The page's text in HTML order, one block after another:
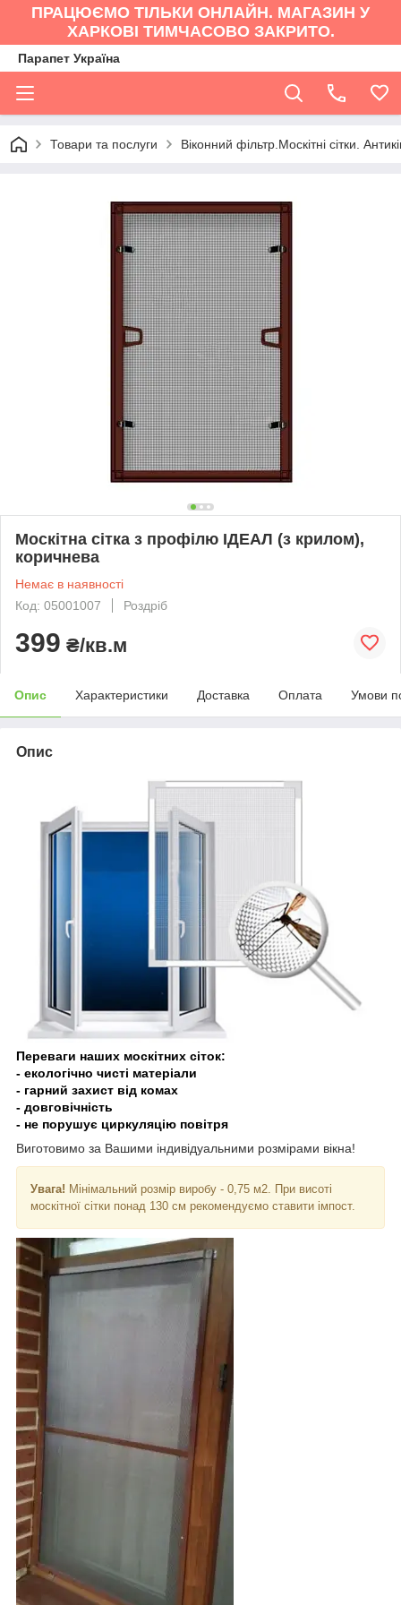
ПРАЦЮЄМО ТІЛЬКИ ОНЛАЙН. МАГАЗИН У
ХАРКОВІ ТИМЧАСОВО ЗАКРИТО.
Парапет Україна
Товари та послуги Віконний фільтр.Москітні сітки.
Москітна сітка з профілю ІДЕАЛ (з крилом),
коричнева
Немає в наявності
Код: 05001007
Роздріб
399 ₴/кв.м
Опис Характеристики Доставка Оплата Умови
Опис
Переваги наших москітних сіток:
- екологічно чисті матеріали
- гарний захист від комах
- довговічність
- не порушує циркуляцію повітря
Виготовимо за Вашими індивідуальними розмірами вікна!
Увага! Мінімальний розмір виробу - 0,75 м2. При висоті
москітної сітки понад 130 см рекомендуємо ставити імпост.